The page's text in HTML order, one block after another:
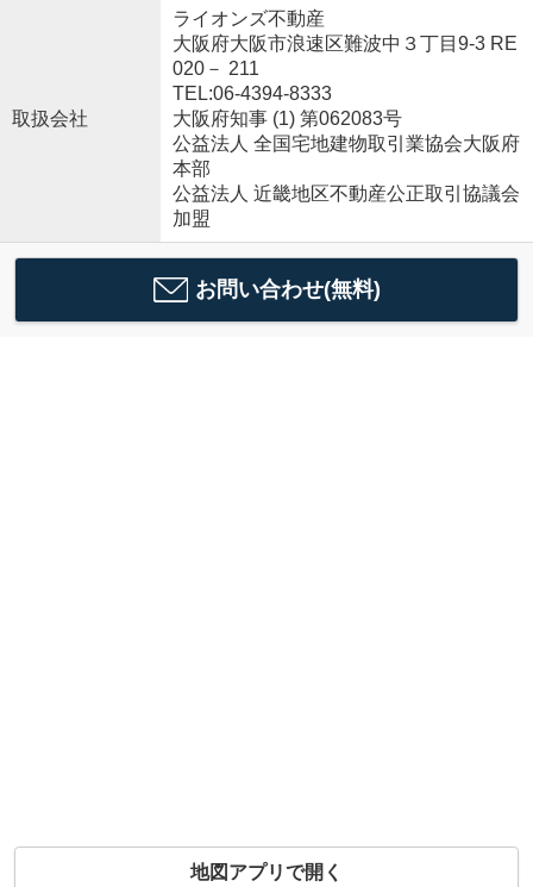
取扱会社
ライオンズ不動産
大阪府大阪市浪速区難波中３丁目9-3 RE
020－ 211
TEL:06-4394-8333
大阪府知事 (1) 第062083号
公益法人 全国宅地建物取引業協会大阪府
本部
公益法人 近畿地区不動産公正取引協議会
加盟
お問い合わせ(無料)
地図アプリで開く